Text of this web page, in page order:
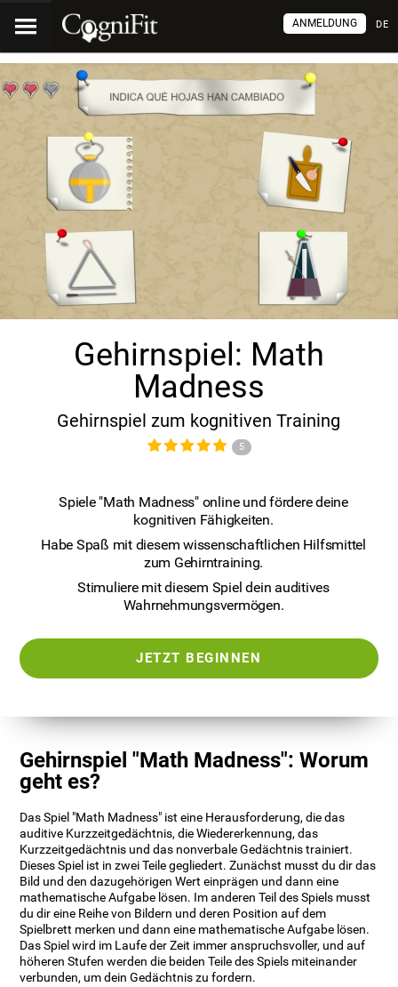
DE
ANMELDUNG
Gehirnspiel: Math
Madness
Gehirnspiel zum kognitiven Training
5
Spiele "Math Madness" online und fördere deine
kognitiven Fähigkeiten.
Habe Spaß mit diesem wissenschaftlichen Hilfsmittel
zum Gehirntraining.
Stimuliere mit diesem Spiel dein auditives
Wahrnehmungsvermögen.
JETZT BEGINNEN
Gehirnspiel "Math Madness": Worum
geht es?
Das Spiel "Math Madness" ist eine Herausforderung, die das
auditive Kurzzeitgedächtnis, die Wiedererkennung, das
Kurzzeitgedächtnis und das nonverbale Gedächtnis trainiert.
Dieses Spiel ist in zwei Teile gegliedert. Zunächst musst du dir das
Bild und den dazugehörigen Wert einprägen und dann eine
mathematische Aufgabe lösen. Im anderen Teil des Spiels musst
du dir eine Reihe von Bildern und deren Position auf dem
Spielbrett merken und dann eine mathematische Aufgabe lösen.
Das Spiel wird im Laufe der Zeit immer anspruchsvoller, und auf
höheren Stufen werden die beiden Teile des Spiels miteinander
verbunden, um dein Gedächtnis zu fordern.